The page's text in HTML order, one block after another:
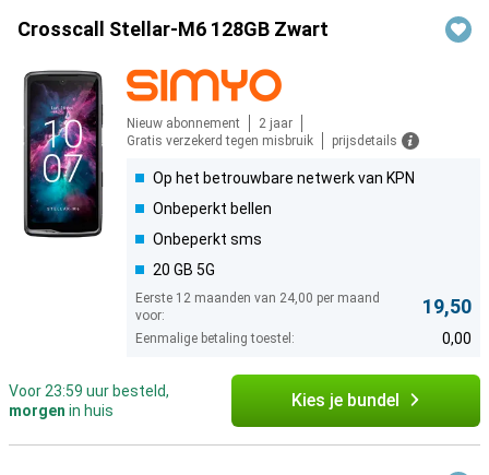
Crosscall Stellar-M6 128GB Zwart
Nieuw abonnement
2 jaar
Gratis verzekerd tegen misbruik
prijsdetails
Op het betrouwbare netwerk van KPN
Onbeperkt bellen
Onbeperkt sms
20 GB 5G
Eerste 12 maanden van 24,00 per maand
voor:
19,50
Eenmalige betaling toestel: 0,00
Voor 23:59 uur besteld,
morgen in huis Kies je bundel